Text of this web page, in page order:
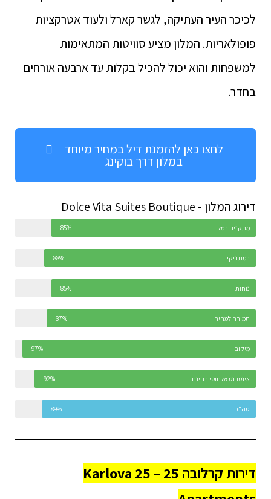
לכיכר העיר העתיקה, לגשר קארל ולעוד אטרקציות
פופולאריות. המלון מציע סוויטות המתאימות
למשפחות והוא יכול להכיל בקלות עד ארבעה אורחים
בחדר.
לחצו כאן להזמנת דיל במחיר מיוחד
במלון דרך בוקינג
דירוג המלון - Dolce Vita Suites Boutique
מתקנים במלון 85%
רמת ניקיון 88%
נוחות 85%
תמורה למחיר 87%
מיקום 97%
אינטרנט אלחוטי בחינם 92%
סה"כ 89%
דירות קרלובה 25 – Karlova 25